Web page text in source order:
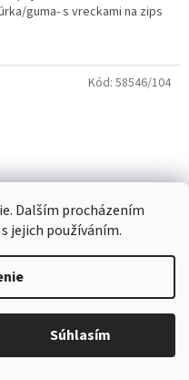
Dalším procházením
jejich používáním.
Súhlasím
guma- s vreckami na zips
Kód: 58546/104